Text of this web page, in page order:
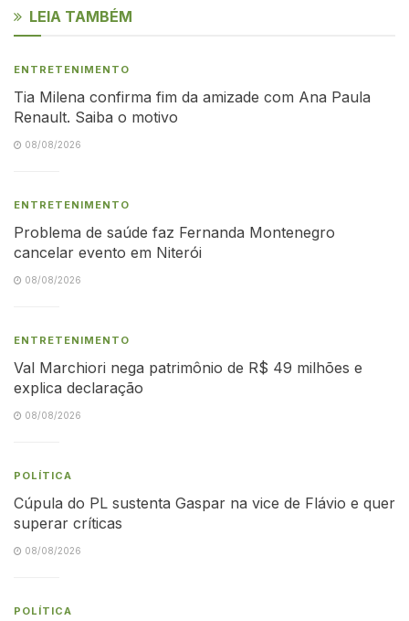
LEIA TAMBÉM
ENTRETENIMENTO
Tia Milena confirma fim da amizade com Ana Paula
Renault. Saiba o motivo
08/08/2026
ENTRETENIMENTO
Problema de saúde faz Fernanda Montenegro
cancelar evento em Niterói
08/08/2026
ENTRETENIMENTO
Val Marchiori nega patrimônio de R$ 49 milhões e
explica declaração
08/08/2026
POLÍTICA
Cúpula do PL sustenta Gaspar na vice de Flávio e quer
superar críticas
08/08/2026
POLÍTICA